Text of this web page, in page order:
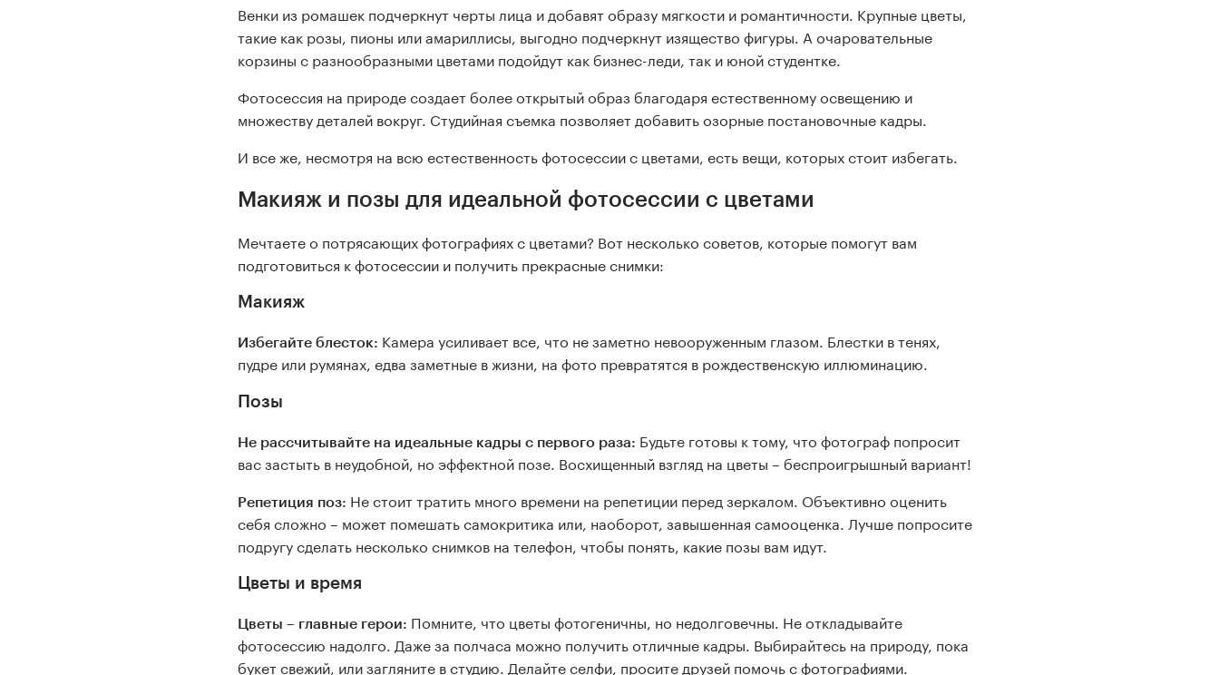
Венки из ромашек подчеркнут черты лица и добавят образу мягкости и романтичности. Крупные цветы,
такие как розы, пионы или амариллисы, выгодно подчеркнут изящество фигуры. А очаровательные
корзины с разнообразными цветами подойдут как бизнес-леди, так и юной студентке.
Фотосессия на природе создает более открытый образ благодаря естественному освещению и
множеству деталей вокруг. Студийная съемка позволяет добавить озорные постановочные кадры.
И все же, несмотря на всю естественность фотосессии с цветами, есть вещи, которых стоит избегать.
Макияж и позы для идеальной фотосессии с цветами
Мечтаете о потрясающих фотографиях с цветами? Вот несколько советов, которые помогут вам
подготовиться к фотосессии и получить прекрасные снимки:
Макияж
Избегайте блесток: Камера усиливает все, что не заметно невооруженным глазом. Блестки в тенях,
пудре или румянах, едва заметные в жизни, на фото превратятся в рождественскую иллюминацию.
Позы
Не рассчитывайте на идеальные кадры с первого раза: Будьте готовы к тому, что фотограф попросит
вас застыть в неудобной, но эффектной позе. Восхищенный взгляд на цветы – беспроигрышный вариант!
Репетиция поз: Не стоит тратить много времени на репетиции перед зеркалом. Объективно оценить
себя сложно – может помешать самокритика или, наоборот, завышенная самооценка. Лучше попросите
подругу сделать несколько снимков на телефон, чтобы понять, какие позы вам идут.
Цветы и время
Цветы – главные герои: Помните, что цветы фотогеничны, но недолговечны. Не откладывайте
фотосессию надолго. Даже за полчаса можно получить отличные кадры. Выбирайтесь на природу, пока
букет свежий, или загляните в студию. Делайте селфи, просите друзей помочь с фотографиями.